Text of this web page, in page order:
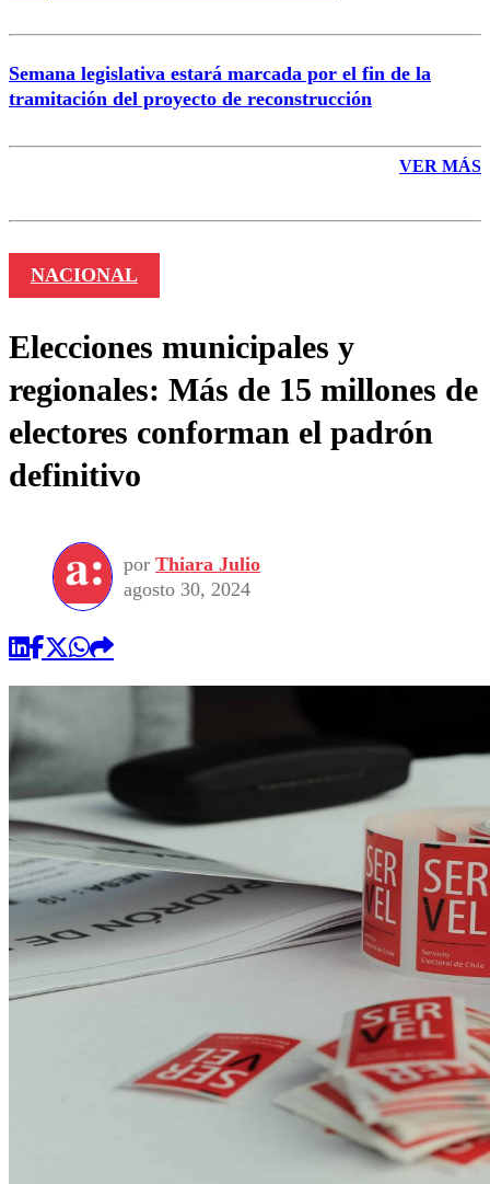
Semana legislativa estará marcada por el fin de la
tramitación del proyecto de reconstrucción
VER MÁS
NACIONAL
Elecciones municipales y
regionales: Más de 15 millones de
electores conforman el padrón
definitivo
por Thiara Julio
agosto 30, 2024